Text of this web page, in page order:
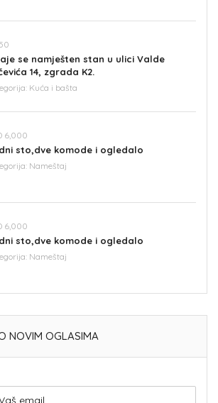
se namješten stan u ulici Valde
14, zgrada K2.
Kuća i bašta
6,000
sto,dve komode i ogledalo
Nameštaj
6,000
sto,dve komode i ogledalo
Nameštaj
NOVIM OGLASIMA